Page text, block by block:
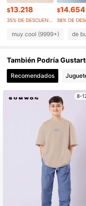
4,94 289K
4,94 289K
$13.218
35% DE DESCUENTO
$14.654
muy cool (9999+) de
También Podría
Recomendados
8-